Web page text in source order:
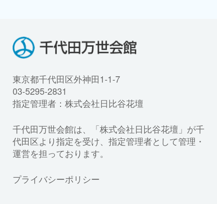
東京都千代田区外神田1-1-7
03-5295-2831
指定管理者：株式会社日比谷花壇
千代田万世会館は、「株式会社日比谷花壇」が千
代田区より指定を受け、指定管理者として管理・
運営を担っております。
プライバシーポリシー